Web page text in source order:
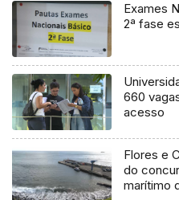
Exames
2ª fase
660
acesso
Flores e
do
marítimo